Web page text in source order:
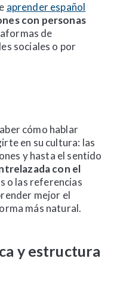
aprender español
con personas
de
sociales o por
cómo hablar
en su cultura: las
y hasta el sentido
con el
o las referencias
mejor el
más natural.
y estructura